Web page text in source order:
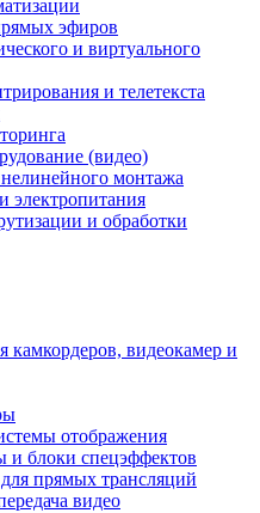
эфиров
и виртуального
и телетекста
(видео)
монтажа
электропитания
и обработки
камкордеров, видеокамер и
отображения
блоки спецэффектов
прямых трансляций
видео